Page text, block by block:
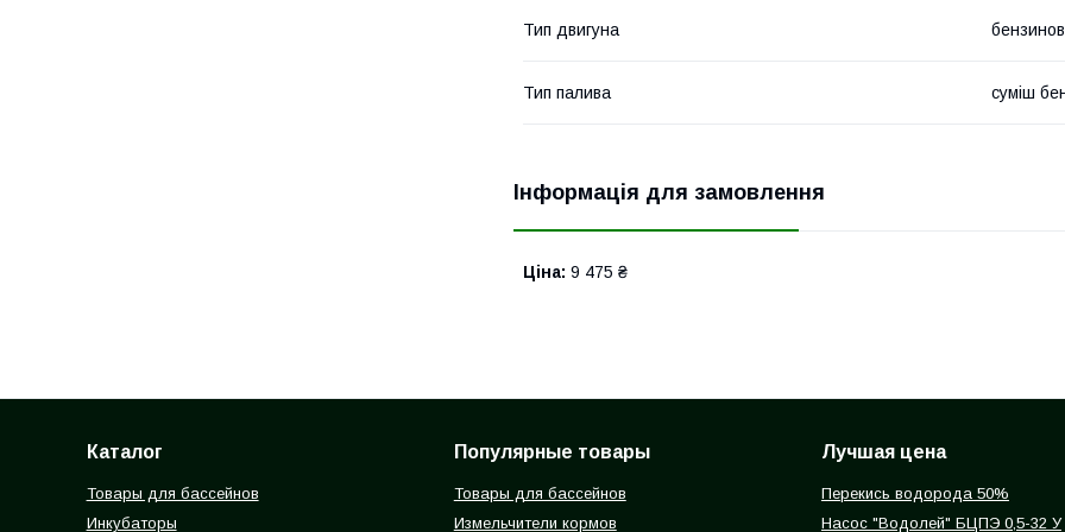
Тип двигуна
Тип палива суміш
Інформація для замовлення
Ціна: 9 475 ₴
Каталог
Товары для бассейнов
Инкубаторы
Популярные товары
Товары для бассейнов
Измельчители кормов
Лучшая цена
Перекись водорода 50%
Насос "Водолей" БЦПЭ 0,5-32 У